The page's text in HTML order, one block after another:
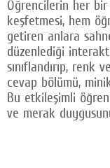
Öğrencilerin her
keşfetmesi, hem
getiren anlara
düzenlediği
sınıflandırıp, renk
cevap bölümü,
Bu etkileşimli
ve merak